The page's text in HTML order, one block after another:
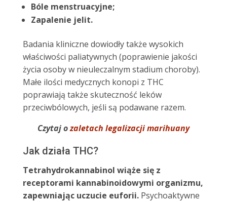
Bóle menstruacyjne;
Zapalenie jelit.
Badania kliniczne dowiodły także wysokich
właściwości paliatywnych (poprawienie jakości
życia osoby w nieuleczalnym stadium choroby).
Małe ilości medycznych konopi z THC
poprawiają także skuteczność leków
przeciwbólowych, jeśli są podawane razem.
Czytaj ozaletach legalizacji marihuany
Jak działa THC?
Tetrahydrokannabinol wiąże się z
receptorami kannabinoidowymi organizmu,
zapewniając uczucie euforii. Psychoaktywne